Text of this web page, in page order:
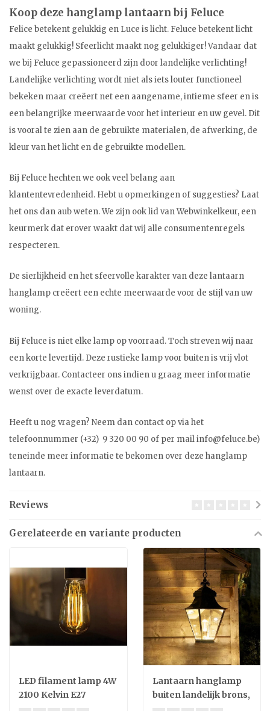
Koop deze hanglamp lantaarn bij Feluce
Felice betekent gelukkig en Luce is licht. Feluce betekent licht
maakt gelukkig! Sfeerlicht maakt nog gelukkiger! Vandaar dat
we bij Feluce gepassioneerd zijn door landelijke verlichting!
Landelijke verlichting wordt niet als iets louter functioneel
bekeken maar creëert net een aangename, intieme sfeer en is
een belangrijke meerwaarde voor het interieur en uw gevel. Dit
is vooral te zien aan de gebruikte materialen, de afwerking, de
kleur van het licht en de gebruikte modellen.
Bij Feluce hechten we ook veel belang aan
klantentevredenheid. Hebt u opmerkingen of suggesties? Laat
het ons dan aub weten. We zijn ook lid van Webwinkelkeur, een
keurmerk dat erover waakt dat wij alle consumentenregels
respecteren.
De sierlijkheid en het sfeervolle karakter van deze lantaarn
hanglamp creëert een echte meerwaarde voor de stijl van uw
woning.
Bij Feluce is niet elke lamp op voorraad. Toch streven wij naar
een korte levertijd. Deze rustieke lamp voor buiten is vrij vlot
verkrijgbaar. Contacteer ons indien u graag meer informatie
wenst over de exacte leverdatum.
Heeft u nog vragen? Neem dan contact op via het
telefoonnummer (+32) 9 320 00 90 of per mailinfo@feluce.be)
teneinde meer informatie te bekomen over deze hanglamp
lantaarn.
Reviews
Gerelateerde en variante producten
LED filament lamp 4W
2100 Kelvin E27
Lantaarn hanglamp
buiten landelijk brons,